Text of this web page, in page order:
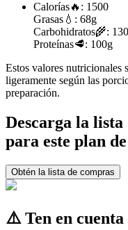
Calorías🔥: 1500
Grasas 💧: 68g
Carbohidratos🌾:
Proteínas🥩: 100g
Estos valores nutricionales
ligeramente según las
preparación.
Descarga la
para este plan
Obtén la lista de compras
⚠️ Ten en cuenta